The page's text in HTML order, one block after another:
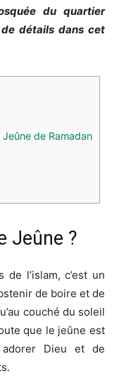
du quartier
détails dans cet
de Ramadan
Jeûne ?
l’islam, c’est un
de boire et de
couché du soleil
que le jeûne est
Dieu et de